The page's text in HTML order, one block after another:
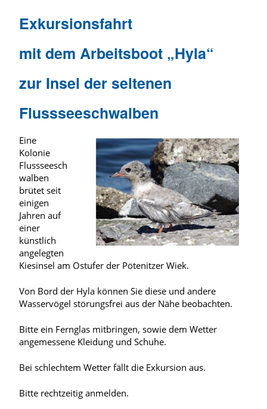
Exkursionsfahrt
mit dem Arbeitsboot „Hyla“
zur Insel der seltenen
Flussseeschwalben
Eine
Kolonie
Flussseesch
walben
brütet seit
einigen
Jahren auf
einer
künstlich
angelegten
Kiesinsel am Ostufer der Pötenitzer Wiek.
Von Bord der Hyla können Sie diese und andere
Wasservögel störungsfrei aus der Nähe beobachten.
Bitte ein Fernglas mitbringen, sowie dem Wetter
angemessene Kleidung und Schuhe.
Bei schlechtem Wetter fällt die Exkursion aus.
Bitte rechtzeitig anmelden.